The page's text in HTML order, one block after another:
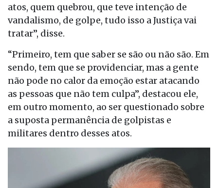
atos, quem quebrou, que teve intenção de
vandalismo, de golpe, tudo isso a Justiça vai
tratar”, disse.
“Primeiro, tem que saber se são ou não são. Em
sendo, tem que se providenciar, mas a gente
não pode no calor da emoção estar atacando
as pessoas que não tem culpa”, destacou ele,
em outro momento, ao ser questionado sobre
a suposta permanência de golpistas e
militares dentro desses atos.